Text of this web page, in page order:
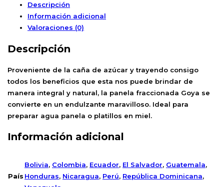
Descripción
Información adicional
Valoraciones (0)
Descripción
Proveniente de la caña de azúcar y trayendo consigo
todos los beneficios que esta nos puede brindar de
manera integral y natural, la panela fraccionada Goya se
convierte en un endulzante maravilloso. Ideal para
preparar agua panela o platillos en miel.
Información adicional
País
Bolivia, Colombia, Ecuador, El Salvador, Guatemala,
Honduras, Nicaragua, Perú, República Dominicana,